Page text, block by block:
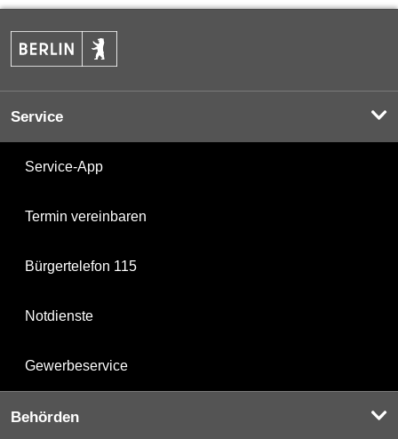
Service
Service-App
Termin vereinbaren
Bürgertelefon 115
Notdienste
Gewerbeservice
Behörden